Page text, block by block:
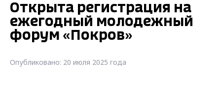
Открыта регистрация на
ежегодный молодежный
форум «Покров»
Опубликовано: 20 июля 2025 года